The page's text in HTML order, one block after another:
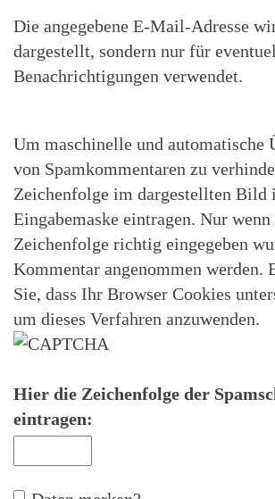
Die angegebene E-Mail-Adresse
dargestellt, sondern nur für
Benachrichtigungen verwendet.
Um maschinelle und automatische
von Spamkommentaren zu
Zeichenfolge im dargestellten Bild
Eingabemaske eintragen. Nur wenn
Zeichenfolge richtig eingegeben
Kommentar angenommen werden.
Sie, dass Ihr Browser Cookies
um dieses Verfahren anzuwenden.
Hier die Zeichenfolge der
eintragen: